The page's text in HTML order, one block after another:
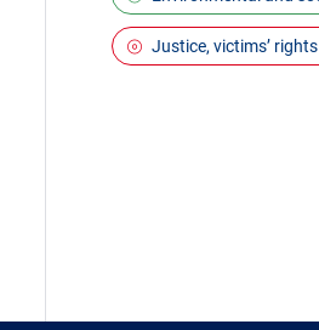
Justice, victims’